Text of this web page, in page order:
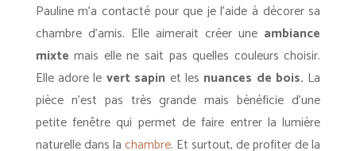
Pauline m’a contacté pour que je l’aide à décorer sa
chambre d’amis. Elle aimerait créer une ambiance
mixte mais elle ne sait pas quelles couleurs choisir.
Elle adore le vert sapin et les nuances de bois. La
pièce n’est pas très grande mais bénéficie d’une
petite fenêtre qui permet de faire entrer la lumière
naturelle dans lachambre. Et surtout, de profiter de la